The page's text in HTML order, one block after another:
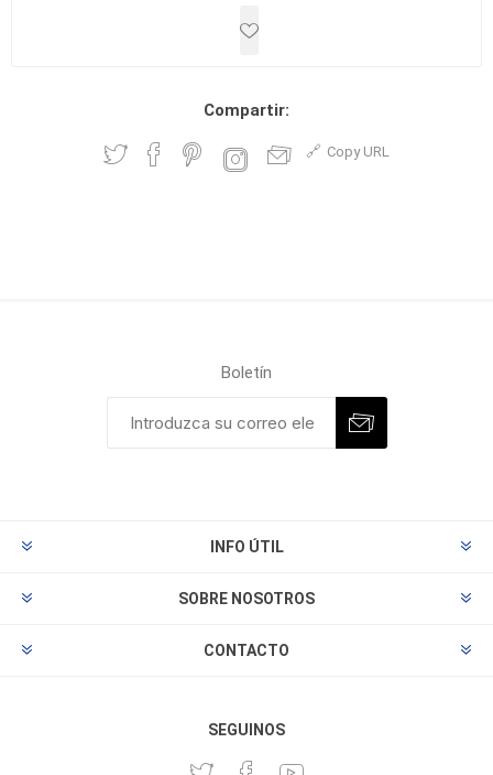
Compartir:
Copy URL
Boletín
INFO ÚTIL
SOBRE NOSOTROS
CONTACTO
SEGUINOS